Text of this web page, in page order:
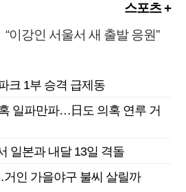
스포츠 +
“이강인 서울서 새 출발 응원”
크 1부 승격 급제동
일파만파…日도 의혹 연루 거
일본과 내달 13일 격돌
거인 가을야구 불씨 살릴까